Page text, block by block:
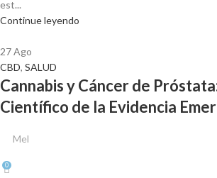
est...
Continue leyendo
27Ago
CBD, SALUD
Cannabis y Cáncer de
Científico de la Evidencia
Mel
0